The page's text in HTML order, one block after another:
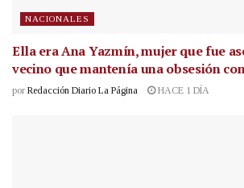
NACIONALES
Ella era Ana Yazmín, mujer que fue
vecino que mantenía una obsesión
por Redacción Diario La Página HACE 1 DÍA